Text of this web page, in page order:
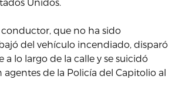
que no ha sido
del vehículo incendiado, disparó
a lo largo de la calle y se suicidó
de la Policía del Capitolio al